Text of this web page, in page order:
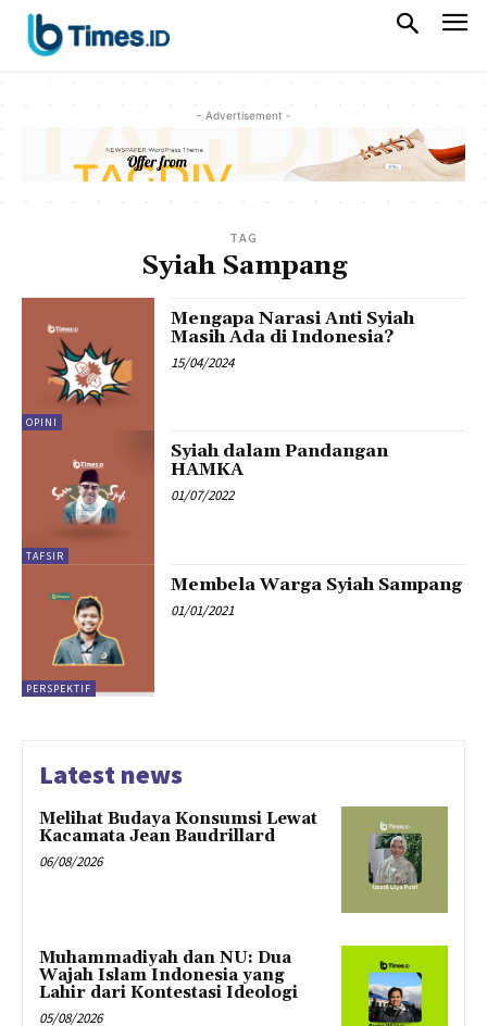
- Advertisement -
TAG
Syiah Sampang
OPINI
Mengapa Narasi Anti Syiah
Masih Ada di Indonesia?
15/04/2024
TAFSIR
Syiah dalam Pandangan
HAMKA
01/07/2022
PERSPEKTIF
Membela Warga Syiah Sampang
01/01/2021
Latest news
Melihat Budaya Konsumsi Lewat
Kacamata Jean Baudrillard
06/08/2026
Muhammadiyah dan NU: Dua
Wajah Islam Indonesia yang
Lahir dari Kontestasi Ideologi
05/08/2026